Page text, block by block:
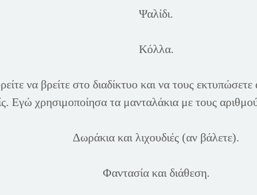
Ψαλίδι.
Κόλλα.
να βρείτε στο διαδίκτυο και να τους
Εγώ χρησιμοποίησα τα μανταλάκια με τους
Δωράκια και λιχουδιές (αν βάλετε).
Φαντασία και διάθεση.